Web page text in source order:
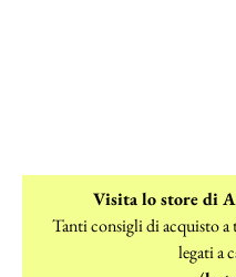
Visita lo store di
Tanti consigli di acquisto a
legati a